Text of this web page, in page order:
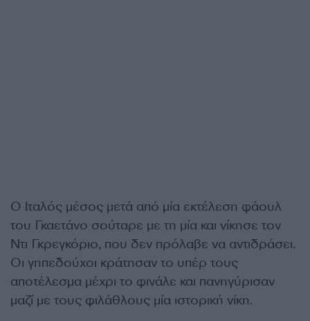
Ο Ιταλός μέσος μετά από μία εκτέλεση φάουλ
του Γκαετάνο σούταρε με τη μία και νίκησε τον
Ντι Γκρεγκόριο, που δεν πρόλαβε να αντιδράσει.
Οι γηπεδούχοι κράτησαν το υπέρ τους
αποτέλεσμα μέχρι το φινάλε και πανηγύρισαν
μαζί με τους φιλάθλους μία ιστορική νίκη.